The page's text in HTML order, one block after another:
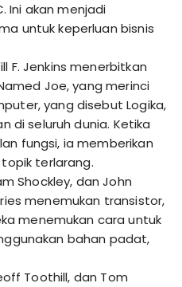
Ini akan menjadi
untuk keperluan bisnis
F. Jenkins menerbitkan
Joe, yang merinci
yang disebut Logika,
di seluruh dunia. Ketika
fungsi, ia memberikan
terlarang.
Shockley, dan John
menemukan transistor,
menemukan cara untuk
bahan padat,
Toothill, dan Tom